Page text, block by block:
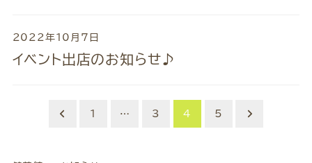
イベント出店のお知らせ♪
2022年10月7日
の
1 … 3 4 5